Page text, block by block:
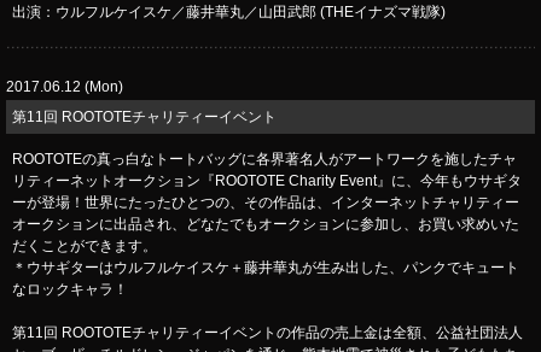
出演：ウルフルケイスケ／藤井華丸／山田武郎 (THEイナズマ戦隊)
2017.06.12 (Mon)
第11回 ROOTOTEチャリティーイベント
ROOTOTEの真っ白なトートバッグに各界著名人がアートワークを施したチャ
リティーネットオークション『ROOTOTE Charity Event』に、今年もウサギタ
ーが登場！世界にたったひとつの、その作品は、インターネットチャリティー
オークションに出品され、どなたでもオークションに参加し、お買い求めいた
だくことができます。
＊ウサギターはウルフルケイスケ＋藤井華丸が生み出した、パンクでキュート
なロックキャラ！
第11回 ROOTOTEチャリティーイベントの作品の売上金は全額、公益社団法人